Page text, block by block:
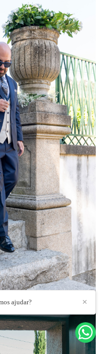
✕
ajudar?